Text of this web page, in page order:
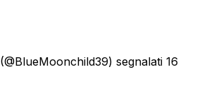
(@BlueMoonchild39) segnalati 16